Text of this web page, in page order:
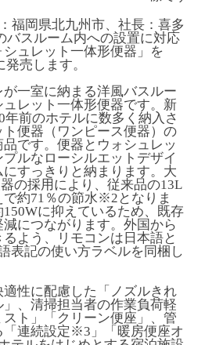
福岡県北九州市、社長：喜多
バスルーム内への設置に対応
ュレット一体形便器」を
売します。
一室に納まる洋風バスルー
レット一体形便器です。新
前のホテルに数多く納入さ
便器（ワンピース便器）の
です。便器とウォシュレッ
プルなローシルエットデザイ
すっきりと納まります。大
の採用により、従来品の13L
で約71％の節水※2となりま
に抑えているため、既存
につながります。外国から
よう、リモコンは日本語と
表記の使い方ラベルを同梱し
性に配慮した「ノズルきれ
、清掃担当者の作業負荷軽
ト」「クリーン便座」、管
「連続設定※3」「暖房便座オ